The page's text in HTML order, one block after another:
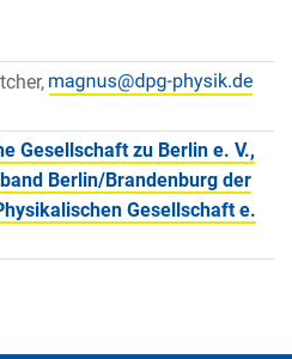
Gesellschaft zu Berlin e. V.,
Berlin/Brandenburg der
Gesellschaft e.